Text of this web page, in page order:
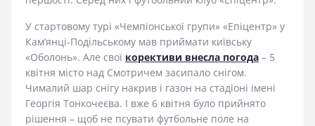
У стартовому турі «Чемпіонської групи» «Епіцентр» у
Кам’янці-Подільському мав приймати київську
«Оболонь». Але свої корективи внесла погода – 5
квітня місто над Смотричем засипало снігом.
Чималий шар снігу накрив і газон на стадіоні імені
Георгія Тонкочеєва. І вже 6 квітня було прийнято
рішення – щоб не псувати футбольне поле на